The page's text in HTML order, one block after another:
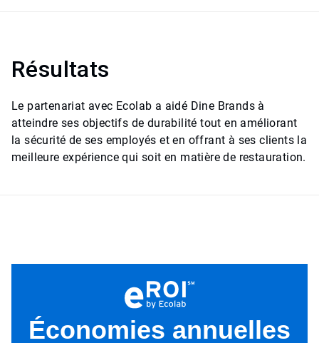
Résultats
Le partenariat avec Ecolab a aidé Dine Brands à
atteindre ses objectifs de durabilité tout en améliorant
la sécurité de ses employés et en offrant à ses clients la
meilleure expérience qui soit en matière de restauration.​​​​​​​